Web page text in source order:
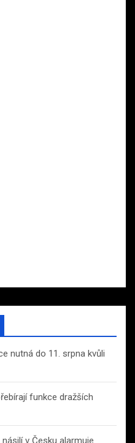
nutná do 11. srpna kvůli
funkce dražších
v Česku alarmuje